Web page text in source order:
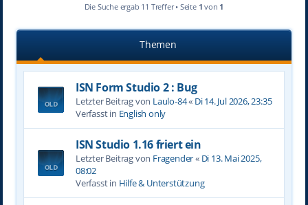
Die Suche ergab 11 Treffer • Seite 1 von 1
Themen
ISN Form Studio 2 : Bug
Letzter Beitrag von Laulo-84« Di 14. Jul 2026, 23:35
Verfasst in English only
ISN Studio 1.16 friert ein
Letzter Beitrag von Fragender« Di 13. Mai 2025,
08:02
Verfasst in Hilfe & Unterstützung